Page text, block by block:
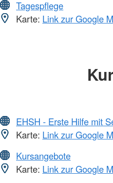
Tagespflege
Karte: Link zur Google
EHSH - Erste Hilfe mit
Karte: Link zur Google
Kursangebote
Karte: Link zur Google